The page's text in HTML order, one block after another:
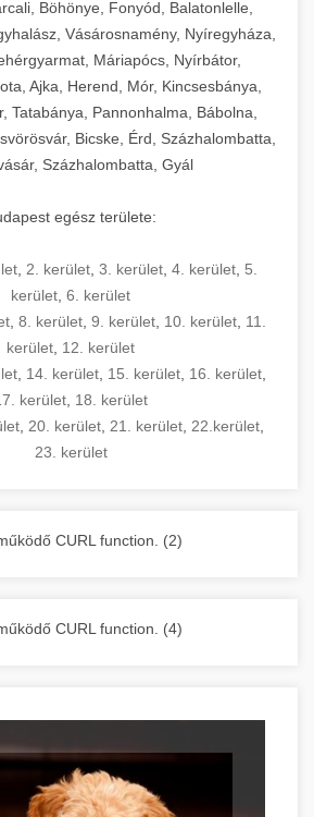
és gőzpárolók katalógusa -
iparikonyhagepek.hu
berendezések
miközben megfelel az összes
előírásnak.
széles
- chef-iparikonyhagepek.hu
hűtőegység és hűtőkamra rendszerek
és vízminőséget figyelő
valamint energiatakarékos
rendelkeznek. A rozsdamentes
és a könnyen hozzáférhető
pontok biztosítják a hosszú
és az egyszerű üzemeltetést.
teljes kínálata -
és tisztítóberendezések
és karbantarthatók,
összes élelmiszer-biztonsági
teljesítményű modellek
asztali és állványos
az egyedi igények és a
mennyiségek függvényében.
biztosító védőburkolatok
számára.
gépek szakmai választéka -
iparikonyhagepek.hu
sajtreszelő és aprítógépek
foglal, amely szükséges
hatékonyan működő
komplett felszereléséhez
Az alapvető
(tűzhelyek, sütők,
frittőzök) kezdve a speciális
(szeletelők, aprítók,
mindent egy helyen
tanácsadóink segítenek a
kiválasztásában, a
optimális elrendezésének
valamint a telepítés és az
koordinálásában. Hosszú távú
szerviz és folyamatos műszaki
biztosítja az Ön nyugalmát és
berendezések komplett
Böhönye, Fonyód, Balatonlelle,
Vásárosnamény, Nyíregyháza,
Máriapócs, Nyírbátor,
Ajka, Herend, Mór, Kincsesbánya,
Tatabánya, Pannonhalma, Bábolna,
Bicske, Érd, Százhalombatta,
Százhalombatta, Gyál
egész területe:
2. kerület 3. kerület 4. kerület 5.
kerület 6. kerület
, 8. kerület, 9. kerület, 10. kerület, 11.
kerület 12. kerület
14. kerület 15. kerület 16. kerület
kerület 18. kerület
20. kerület 21. kerület 22.kerület
23. kerület
CURL function. (2)
CURL function. (4)